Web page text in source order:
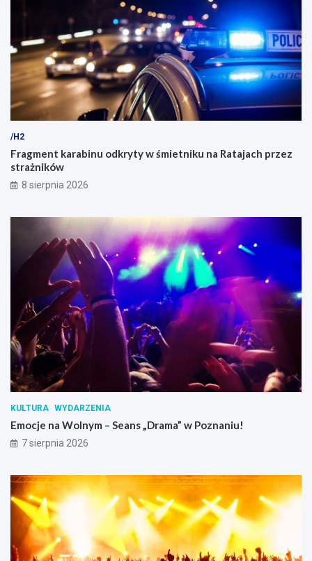
/H2
Fragment karabinu odkryty w śmietniku na Ratajach przez
strażników
8 sierpnia 2026
KULTURA WYDARZENIA
Emocje na Wolnym – Seans „Drama” w Poznaniu!
7 sierpnia 2026